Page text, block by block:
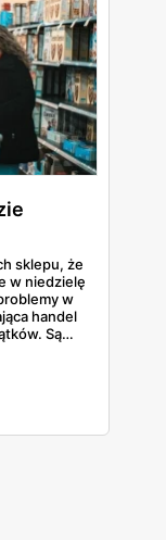
sklepu, że
w niedzielę
w
handel
Są